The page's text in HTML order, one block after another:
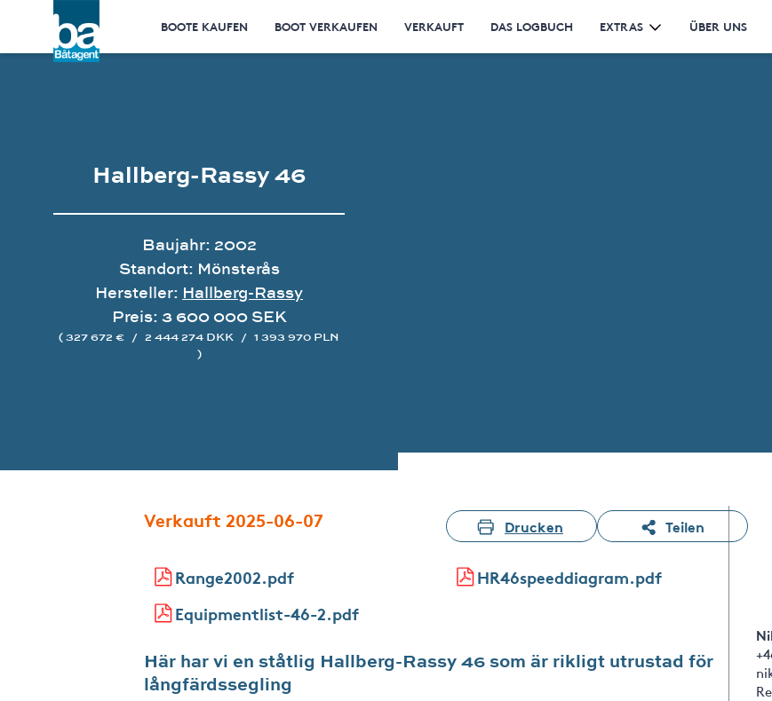
BOOTE KAUFEN BOOT VERKAUFEN VERKAUFT DAS LOGBUCH EXTRAS ÜBER UNS
Hallberg-Rassy 46
Baujahr: 2002
Standort: Mönsterås
Hersteller: Hallberg-Rassy
Preis: 3 600 000 SEK
( 327 672 € / 2 444 274 DKK / 1 393 970 PLN
)
Verkauft 2025-06-07 Drucken Teilen
Range2002.pdf
HR46speeddiagram.pdf
Equipmentlist-46-2.pdf
Här har vi en ståtlig Hallberg-Rassy 46 som är rikligt utrustad för
långfärdssegling